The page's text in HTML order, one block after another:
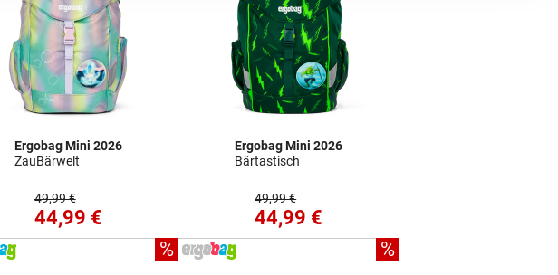
Ergobag Mini 2026
ZauBärwelt
49,99 €
44,99 €
Ergobag Mini 2026
Bärtastisch
49,99 €
44,99 €
% %